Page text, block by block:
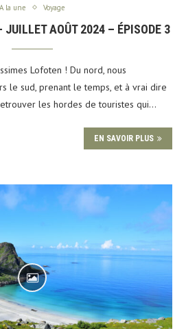
A la une Voyage
JUILLET AOÛT 2024 – ÉPISODE 3
Lofoten ! Du nord, nous
le sud, prenant le temps, et à vrai dire
les hordes de touristes qui…
EN SAVOIR PLUS